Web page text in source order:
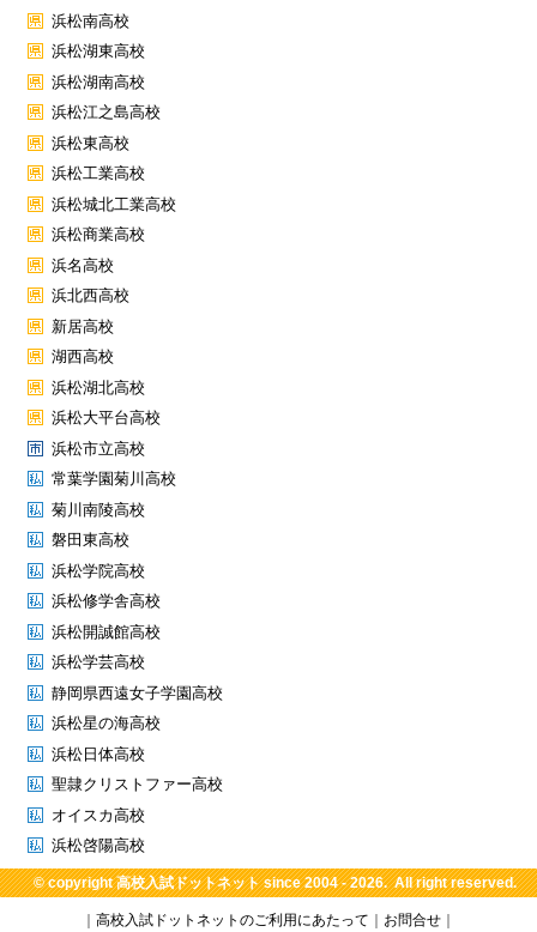
浜松南高校
浜松湖東高校
浜松湖南高校
浜松江之島高校
浜松東高校
浜松工業高校
浜松城北工業高校
浜松商業高校
浜名高校
浜北西高校
新居高校
湖西高校
浜松湖北高校
浜松大平台高校
浜松市立高校
常葉学園菊川高校
菊川南陵高校
磐田東高校
浜松学院高校
浜松修学舎高校
浜松開誠館高校
浜松学芸高校
静岡県西遠女子学園高校
浜松星の海高校
浜松日体高校
聖隷クリストファー高校
オイスカ高校
浜松啓陽高校
© copyright高校入試ドットネットsince 2004 - 2026. All right reserved.
高校入試ドットネットのご利用にあたって お問合せ